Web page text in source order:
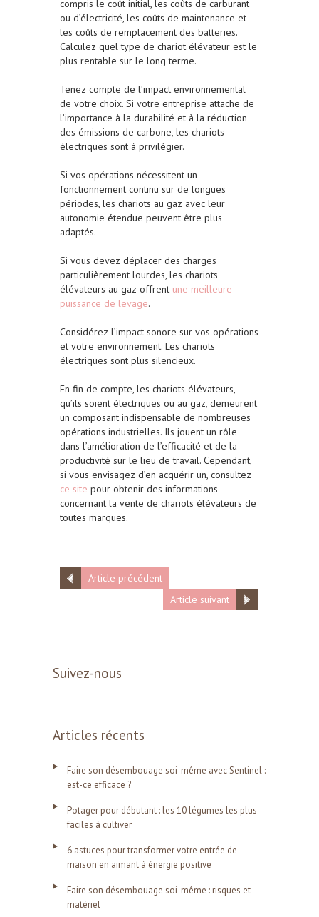
compris le coût initial, les coûts de carburant
ou d’électricité, les coûts de maintenance et
les coûts de remplacement des batteries.
Calculez quel type de chariot élévateur est le
plus rentable sur le long terme.
Tenez compte de l’impact environnemental
de votre choix. Si votre entreprise attache de
l’importance à la durabilité et à la réduction
des émissions de carbone, les chariots
électriques sont à privilégier.
Si vos opérations nécessitent un
fonctionnement continu sur de longues
périodes, les chariots au gaz avec leur
autonomie étendue peuvent être plus
adaptés.
Si vous devez déplacer des charges
particulièrement lourdes, les chariots
élévateurs au gaz offrent une meilleure
puissance de levage.
Considérez l’impact sonore sur vos opérations
et votre environnement. Les chariots
électriques sont plus silencieux.
En fin de compte, les chariots élévateurs,
qu’ils soient électriques ou au gaz, demeurent
un composant indispensable de nombreuses
opérations industrielles. Ils jouent un rôle
dans l’amélioration de l’efficacité et de la
productivité sur le lieu de travail. Cependant,
si vous envisagez d’en acquérir un, consultez
ce site pour obtenir des informations
concernant la vente de chariots élévateurs de
toutes marques.
Article précédent
Article suivant
Suivez-nous
Articles récents
Faire son désembouage soi-même avec Sentinel :
est-ce efficace ?
Potager pour débutant : les 10 légumes les plus
faciles à cultiver
6 astuces pour transformer votre entrée de
maison en aimant à énergie positive
Faire son désembouage soi-même : risques et
matériel